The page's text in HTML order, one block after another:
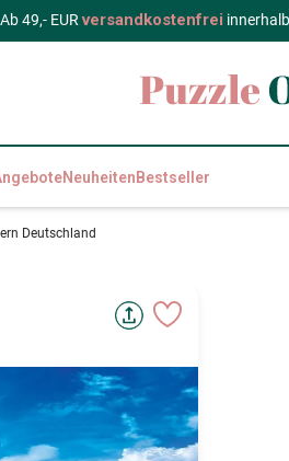
Ab 49,- EURversandkostenfrei
NeuheitenBestseller
Deutschland